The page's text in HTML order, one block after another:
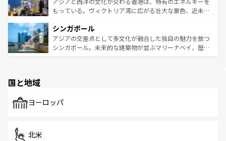
が旅行者を迎えてくれるので、きっと忘れられない旅にな
参照してほしい。
いビーチでリゾート気分を楽しむことができる。タイ料理
激する。気候は一年中温暖で、どの季節にも異なる楽しみ
が待っている。親しみやすいタイの人々、仏教を中心とし
た文化、そして多様な観光資源が、訪れる旅人を魅了し続
もっている。ヴィクトリア湾に広がる壮大な景色、近未来
み、どこを訪れても感動するはず。観光スポットが密集し
ており、効率よく見どころを回れるのも魅力。息をのむよ
うな絶景から文化的な体験まで、香港を存分に楽しみ尽く
シンガポール
アジアの交差点として多文化が融合した独自の魅力を放つ
シンガポール。未来的な建築物が並ぶマリーナベイ、歴史
で、ホーカーズは地元の風情を楽しめる外せないスポット
国と地域
ヨーロッパ
北米